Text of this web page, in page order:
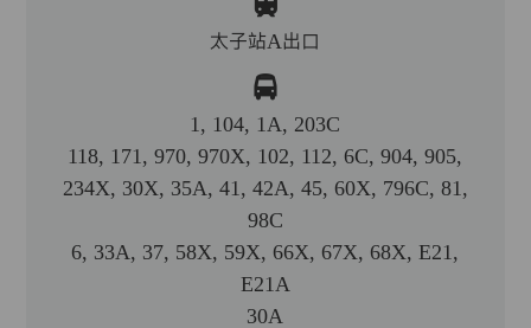
太子站A出口
1, 104, 1A, 203C
118, 171, 970, 970X, 102, 112, 6C, 904, 905,
234X, 30X, 35A, 41, 42A, 45, 60X, 796C, 81,
98C
6, 33A, 37, 58X, 59X, 66X, 67X, 68X, E21,
E21A
30A